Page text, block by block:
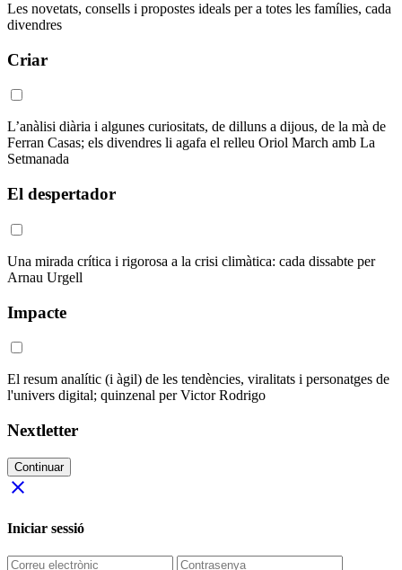
Les novetats, consells i propostes ideals per a totes les famílies, cada
divendres
Criar
L’anàlisi diària i algunes curiositats, de dilluns a dijous, de la mà de
Ferran Casas; els divendres li agafa el relleu Oriol March amb La
Setmanada
El despertador
Una mirada crítica i rigorosa a la crisi climàtica: cada dissabte per
Arnau Urgell
Impacte
El resum analític (i àgil) de les tendències, viralitats i personatges de
l'univers digital; quinzenal per Victor Rodrigo
Nextletter
Continuar
close
Iniciar sessió